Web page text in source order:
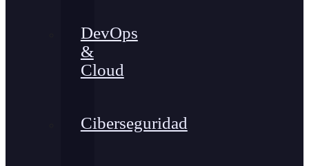
DevOps
&
Cloud
Ciberseguridad